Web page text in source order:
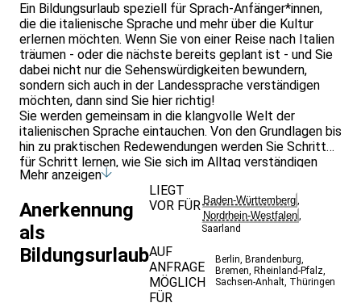
Ein Bildungsurlaub speziell für Sprach-Anfänger*innen,
die die italienische Sprache und mehr über die Kultur
erlernen möchten. Wenn Sie von einer Reise nach Italien
träumen - oder die nächste bereits geplant ist - und Sie
dabei nicht nur die Sehenswürdigkeiten bewundern,
sondern sich auch in der Landessprache verständigen
möchten, dann sind Sie hier richtig!
Sie werden gemeinsam in die klangvolle Welt der
italienischen Sprache eintauchen. Von den Grundlagen bis
hin zu praktischen Redewendungen werden Sie Schritt
für Schritt lernen, wie Sie sich im Alltag verständigen
können.
Egal, ob Sie Italienisch beruflich nutzen oder einfach
erste Italienisch-Sprachkenntnisse erlangen möchten,
dieser Kurs bietet Ihnen die Gelegenheit, in einer
entspannten und freundlichen Umgebung zu lernen.
Unser erfahrener Dozent wird Sie mit Begeisterung durch
die Sprache und Kultur begleiten.
Mehr anzeigen
Anerkennung
als
Bildungsurlaub
LIEGT
VOR FÜR Baden-Württemberg,
Nordrhein-Westfalen,
Saarland
AUF
ANFRAGE
MÖGLICH
FÜR
Berlin, Brandenburg,
Bremen, Rheinland-Pfalz,
Sachsen-Anhalt, Thüringen